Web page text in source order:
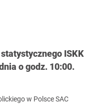
ISKK
o godz. 10:00.
w Polsce SAC